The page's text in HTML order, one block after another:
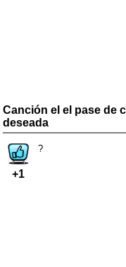
Canción el el pase de
deseada
+1
?